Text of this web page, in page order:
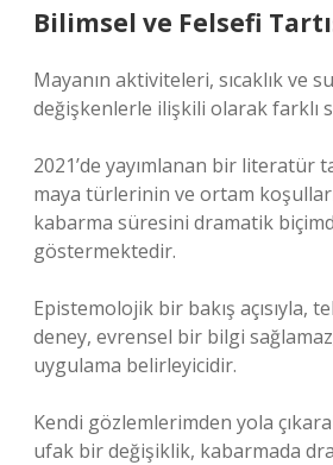
Bilimsel ve Felsefi
Mayanın aktiviteleri, sıcaklık ve
değişkenlerle ilişkili olarak farklı
2021’de yayımlanan bir literatür
maya türlerinin ve ortam
kabarma süresini dramatik
göstermektedir.
Epistemolojik bir bakış açısıyla,
deney, evrensel bir bilgi
uygulama belirleyicidir.
Kendi gözlemlerimden yola
ufak bir değişiklik, kabarmada